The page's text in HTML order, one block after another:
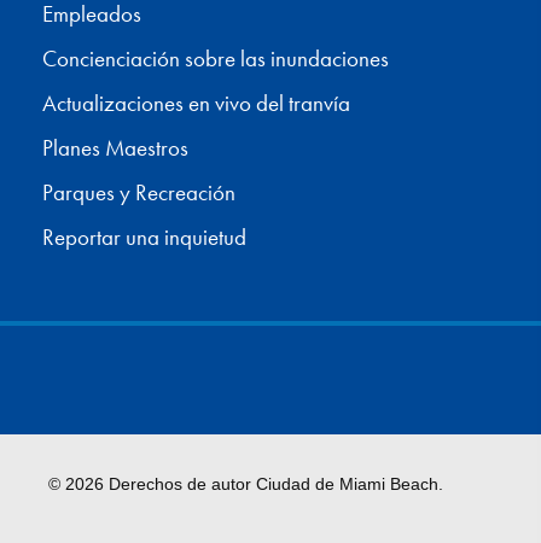
Empleados
Concienciación sobre las inundaciones
Actualizaciones en vivo del tranvía
Planes Maestros
Parques y Recreación
Reportar una inquietud
© 2026 Derechos de autor Ciudad de Miami Beach.